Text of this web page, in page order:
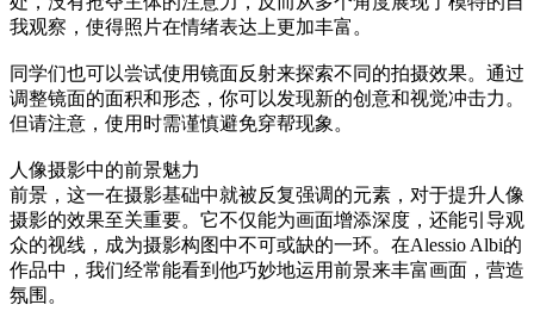
我观察，使得照片在情绪表达上更加丰富。
同学们也可以尝试使用镜面反射来探索不同的拍摄效果。通过
调整镜面的面积和形态，你可以发现新的创意和视觉冲击力。
但请注意，使用时需谨慎避免穿帮现象。
人像摄影中的前景魅力
前景，这一在摄影基础中就被反复强调的元素，对于提升人像
摄影的效果至关重要。它不仅能为画面增添深度，还能引导观
众的视线，成为摄影构图中不可或缺的一环。在Alessio Albi的
作品中，我们经常能看到他巧妙地运用前景来丰富画面，营造
氛围。